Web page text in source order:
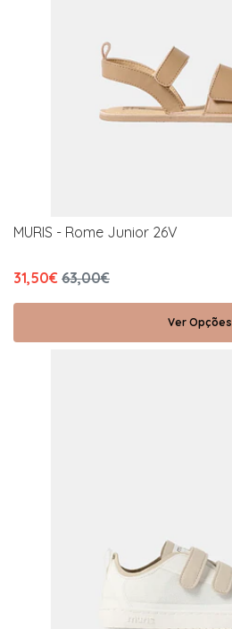
MURIS - Rome Junior 26V
31,50€ 63,00€
Ver Opções